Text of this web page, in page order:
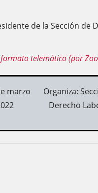
de la Sección de
formato telemático (por
marzo
Organiza:
Derecho